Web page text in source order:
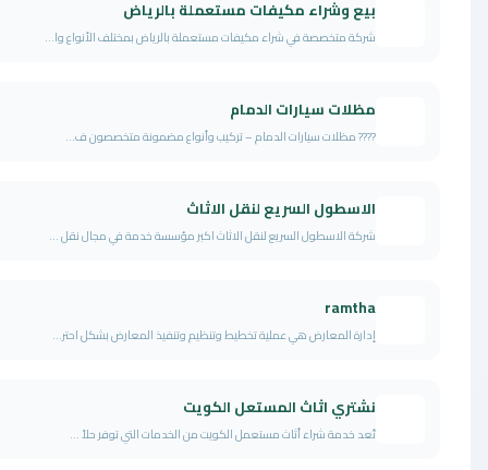
وشراء مكيفات مستعملة بالرياض
متخصصة في شراء مكيفات مستعملة بالرياض بمختلف الأنواع وا...
سيارات الدمام
مظلات سيارات الدمام – تركيب وأنواع مضمونة متخصصون ف...
السريع لنقل الاثاث
الاسطول السريع لنقل الاثاث اكبر مؤسسة خدمة في مجال نقل ...
المعارض هي عملية تخطيط وتنظيم وتنفيذ المعارض بشكل احتر...
اثاث المستعل الكويت
خدمة شراء أثاث مستعمل الكويت من الخدمات التي توفر حلاً ...